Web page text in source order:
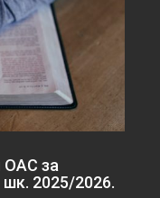
ОАС за
2025/2026.